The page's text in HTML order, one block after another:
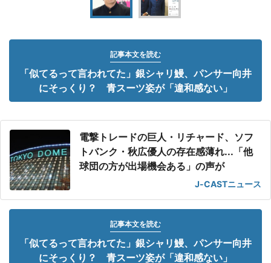
記事本文を読む
「似てるって言われてた」銀シャリ鰻、パンサー向井
にそっくり？ 青スーツ姿が「違和感ない」
電撃トレードの巨人・リチャード、ソフ
トバンク・秋広優人の存在感薄れ...「他
球団の方が出場機会ある」の声が
J-CASTニュース
記事本文を読む
「似てるって言われてた」銀シャリ鰻、パンサー向井
にそっくり？ 青スーツ姿が「違和感ない」